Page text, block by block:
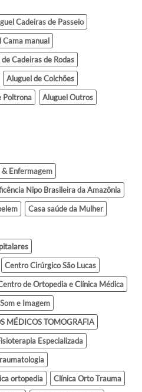
Cadeiras de Passeio
Cama manual
Cadeiras de Rodas
Aluguel de Colchões
Poltrona Aluguel Outros
Enfermagem
Nipo Brasileira da Amazônia
Casa saúde da Mulher
Centro Cirúrgico São Lucas
de Ortopedia e Clínica Médica
e Imagem
MÉDICOS TOMOGRAFIA
Especializada
ortopedia
Clínica Orto Trauma